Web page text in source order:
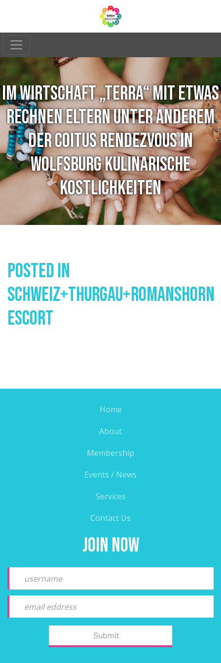
IM WIRTSCHAFT „TERRA“ MIT ETWAS
RECHNEN ELTERN UNTER ANDEREM
DER COITUS RENDEZVOUS IN
WOLFSBURG KULINARISCHE
KOSTLICHKEITEN
Posted In
Schweiz+thurgau+romanshorn
Escort
Home
About
Membership
Events / News
Services
Contact Us
Join Now